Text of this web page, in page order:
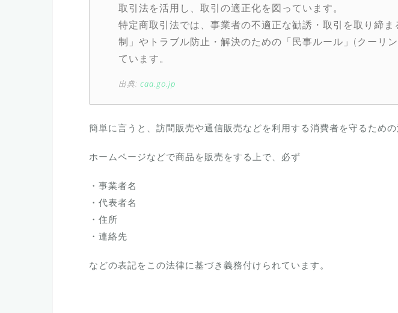
取引法を活用し、取引の適正化を図っています。
特定商取引法では、事業者の不適正な勧誘・取引を取り締ま
制」やトラブル防止・解決のための「民事ルール」(クーリ
ています。
出典: caa.go.jp
簡単に言うと、訪問販売や通信販売などを利用する消費者を守るための
ホームページなどで商品を販売をする上で、必ず
・事業者名
・代表者名
・住所
・連絡先
などの表記をこの法律に基づき義務付けられています。